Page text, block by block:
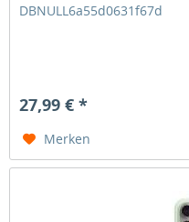
DBNULL6a55d0631f67d
27,99 € *
Merken